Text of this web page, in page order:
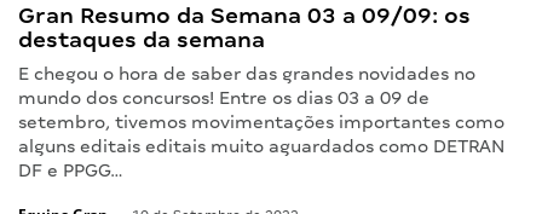
Gran Resumo da Semana 03 a 09/09: os
destaques da semana
E chegou o hora de saber das grandes novidades no
mundo dos concursos! Entre os dias 03 a 09 de
setembro, tivemos movimentações importantes como
alguns editais editais muito aguardados como DETRAN
DF e PPGG…